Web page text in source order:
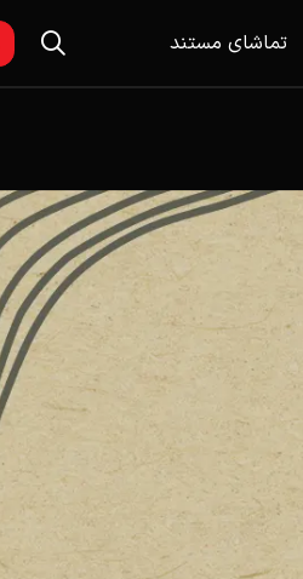
تماشای مستند